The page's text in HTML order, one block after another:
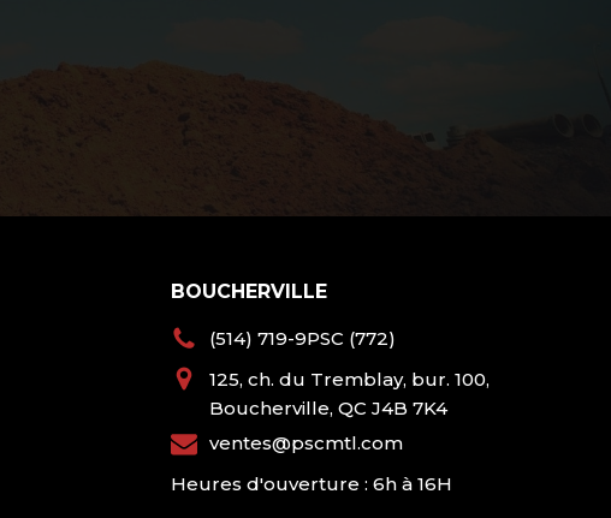
BOUCHERVILLE
(514) 719-9PSC (772)
125, ch. du Tremblay, bur. 100,
Boucherville, QC J4B 7K4
ventes@pscmtl.com
Heures d'ouverture : 6h à 16H